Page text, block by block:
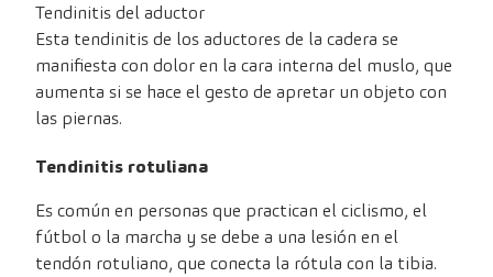
Tendinitis del aductor
Esta tendinitis de los aductores de la cadera se
manifiesta con dolor en la cara interna del muslo, que
aumenta si se hace el gesto de apretar un objeto con
las piernas.
Tendinitis rotuliana
Es común en personas que practican el ciclismo, el
fútbol o la marcha y se debe a una lesión en el
tendón rotuliano, que conecta la rótula con la tibia.